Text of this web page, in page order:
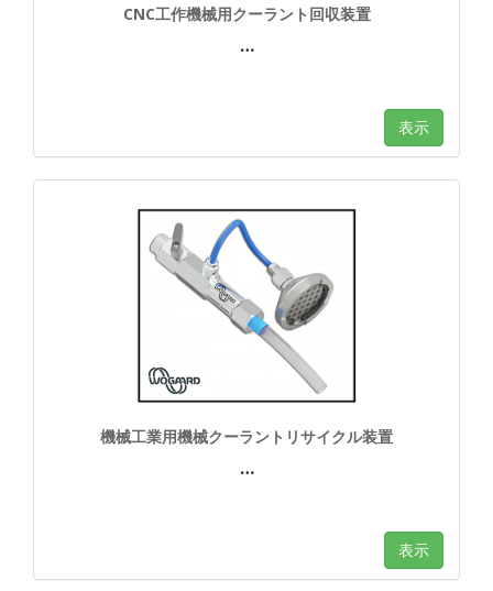
CNC工作機械用クーラント回収装置
…
表示
機械工業用機械クーラントリサイクル装置
…
表示